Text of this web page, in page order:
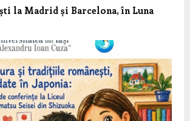
la Madrid și Barcelona, în Luna